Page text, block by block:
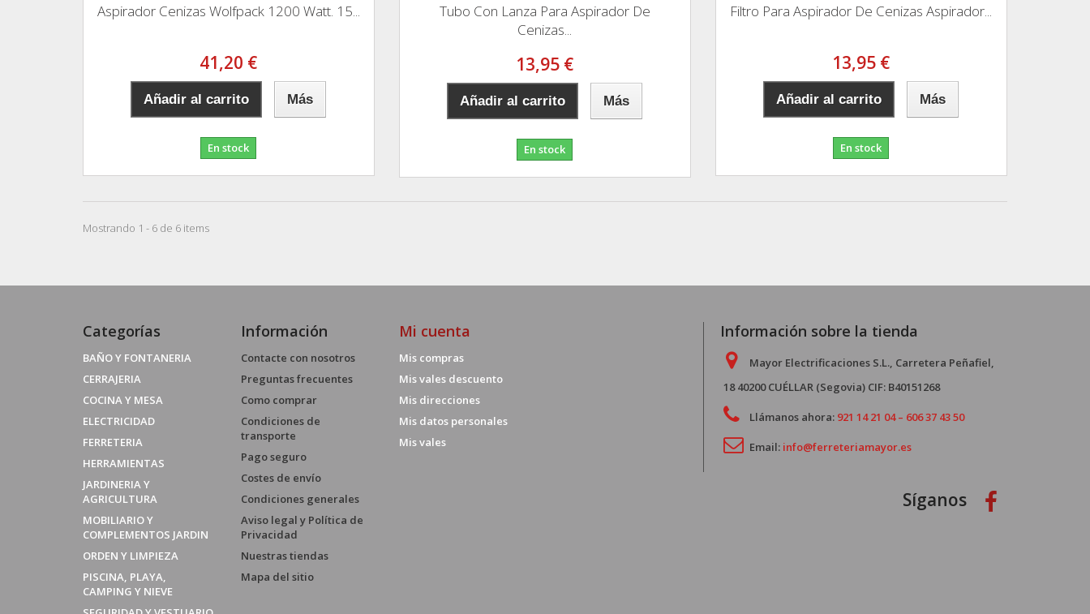
Aspirador Cenizas Wolfpack 1200 Watt. 15...
41,20 €
Añadir al carrito Más
En stock
Tubo Con Lanza Para Aspirador De
Cenizas...
13,95 €
Añadir al carrito Más
En stock
Filtro Para Aspirador De Cenizas Aspirador...
13,95 €
Añadir al carrito Más
En stock
Mostrando 1 - 6 de 6 items
Categorías
BAÑO Y FONTANERIA
CERRAJERIA
COCINA Y MESA
ELECTRICIDAD
FERRETERIA
HERRAMIENTAS
JARDINERIA Y
AGRICULTURA
MOBILIARIO Y
COMPLEMENTOS JARDIN
ORDEN Y LIMPIEZA
PISCINA, PLAYA,
CAMPING Y NIEVE
Información
Contacte con nosotros
Preguntas frecuentes
Como comprar
Condiciones de
transporte
Pago seguro
Costes de envío
Condiciones generales
Aviso legal y Política de
Privacidad
Nuestras tiendas
Mapa del sitio
Mi cuenta
Mis compras
Mis vales descuento
Mis direcciones
Mis datos personales
Mis vales
Información sobre la tienda
Mayor Electrificaciones S.L., Carretera Peñafiel,
18 40200 CUÉLLAR (Segovia) CIF: B40151268
Llámanos ahora: 921 14 21 04 – 606 37 43 50
Email: info@ferreteriamayor.es
Síganos